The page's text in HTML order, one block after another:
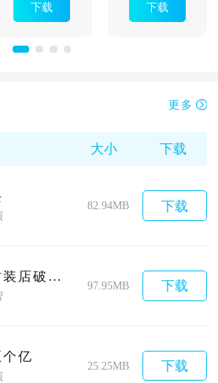
下载 下载
更多
大小 下载
82.94MB 下载
校园时装店破解版
97.95MB 下载
亿
25.25MB 下载